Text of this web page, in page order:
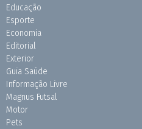
Educação
Esporte
Economia
Editorial
Exterior
Guia Saúde
Informação Livre
Magnus Futsal
Motor
Pets